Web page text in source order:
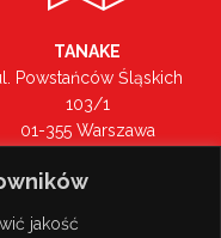
jakość
TANAKE
Powstańców Śląskich
103/1
01-355 Warszawa
Zobacz na mapie >